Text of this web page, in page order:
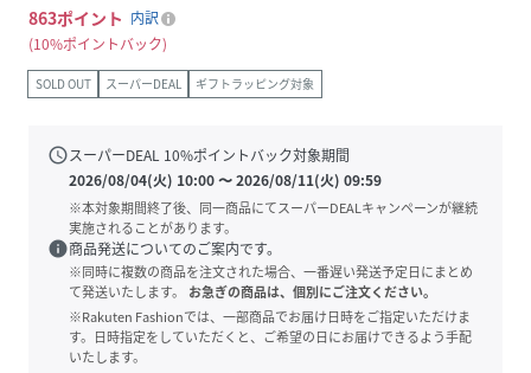
863ポイント 内訳
10%ポイントバック
SOLD OUT スーパーDEAL ギフトラッピング対象
scheduleスーパーDEAL 10%ポイントバック対象期間
2026/08/04(火) 10:00〜2026/08/11(火) 09:59
※本対象期間終了後、同一商品にてスーパーDEALキャンペーンが継続
実施されることがあります。
info商品発送についてのご案内です。
※同時に複数の商品を注文された場合、一番遅い発送予定日にまとめ
て発送いたします。
お急ぎの商品は、個別にご注文ください。
※Rakuten Fashionでは、一部商品でお届け日時をご指定いただけま
す。日時指定をしていただくと、ご希望の日にお届けできるよう手配
いたします。